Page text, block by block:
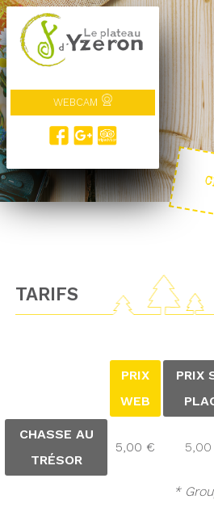
WEBCAM
TARIFS
PRIX
WEB
PRIX
CHASSE AU
TRÉSOR
5,00 €
*